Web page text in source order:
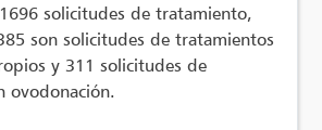
solicitudes de tratamiento,
son solicitudes de tratamientos
y 311 solicitudes de
ovodonación.